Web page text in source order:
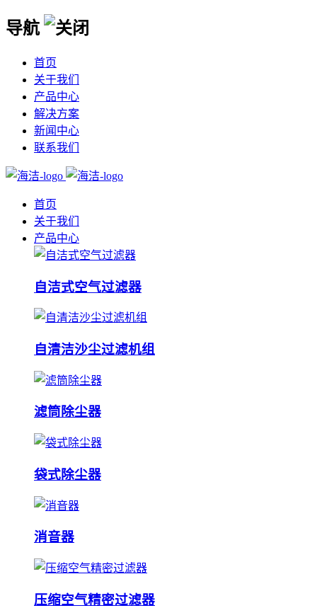
导航
首页
关于我们
产品中心
解决方案
新闻中心
联系我们
首页
关于我们
产品中心
自洁式空气过滤器
自清洁沙尘过滤机组
滤筒除尘器
袋式除尘器
消音器
压缩空气精密过滤器